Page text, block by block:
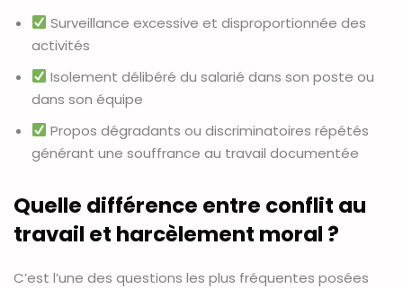
Surveillance excessive et disproportionnée des
activités
Isolement délibéré du salarié dans son poste ou
dans son équipe
Propos dégradants ou discriminatoires répétés
générant une souffrance au travail documentée
Quelle différence entre conflit au
travail et harcèlement moral ?
C’est l’une des questions les plus fréquentes posées